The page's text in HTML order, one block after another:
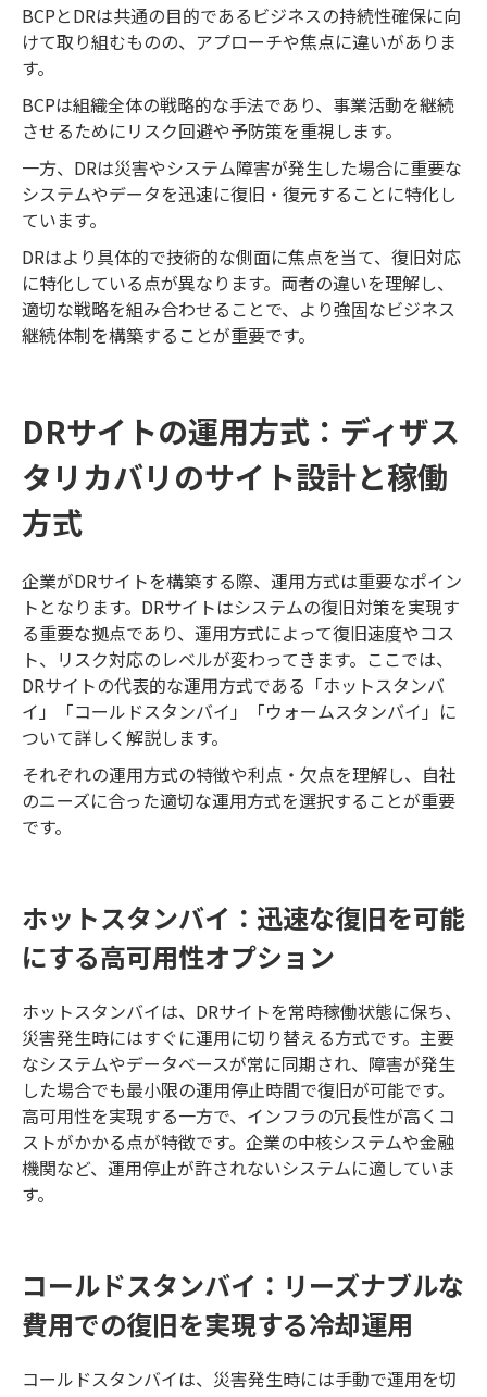
BCPとDRは共通の目的であるビジネスの持続性確保に向
けて取り組むものの、アプローチや焦点に違いがありま
す。
BCPは組織全体の戦略的な手法であり、事業活動を継続
させるためにリスク回避や予防策を重視します。
一方、DRは災害やシステム障害が発生した場合に重要な
システムやデータを迅速に復旧・復元することに特化し
ています。
DRはより具体的で技術的な側面に焦点を当て、復旧対応
に特化している点が異なります。両者の違いを理解し、
適切な戦略を組み合わせることで、より強固なビジネス
継続体制を構築することが重要です。
DRサイトの運用方式：ディザス
タリカバリのサイト設計と稼働
方式
企業がDRサイトを構築する際、運用方式は重要なポイン
トとなります。DRサイトはシステムの復旧対策を実現す
る重要な拠点であり、運用方式によって復旧速度やコス
ト、リスク対応のレベルが変わってきます。ここでは、
DRサイトの代表的な運用方式である「ホットスタンバ
イ」「コールドスタンバイ」「ウォームスタンバイ」に
ついて詳しく解説します。
それぞれの運用方式の特徴や利点・欠点を理解し、自社
のニーズに合った適切な運用方式を選択することが重要
です。
ホットスタンバイ：迅速な復旧を可能
にする高可用性オプション
ホットスタンバイは、DRサイトを常時稼働状態に保ち、
災害発生時にはすぐに運用に切り替える方式です。主要
なシステムやデータベースが常に同期され、障害が発生
した場合でも最小限の運用停止時間で復旧が可能です。
高可用性を実現する一方で、インフラの冗長性が高くコ
ストがかかる点が特徴です。企業の中核システムや金融
機関など、運用停止が許されないシステムに適していま
す。
コールドスタンバイ：リーズナブルな
費用での復旧を実現する冷却運用
コールドスタンバイは、災害発生時には手動で運用を切